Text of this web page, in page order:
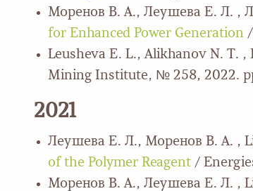
Моренов В. А., Леушева Е. Л. ,
for Enhanced Power Generation
Leusheva E. L., Alikhanov N. T. ,
Mining Institute, № 258, 2022.
2021
Леушева Е. Л., Моренов В. А. ,
of the Polymer Reagent /
Моренов В. А., Леушева Е. Л. ,